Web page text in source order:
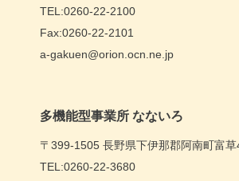
TEL:0260-22-2100
Fax:0260-22-2101
a-gakuen@orion.ocn.ne.jp
多機能型事業所 なないろ
〒399-1505 長野県下伊那郡阿南町富草
TEL:0260-22-3680